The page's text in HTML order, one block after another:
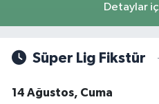
Detaylar
Süper Lig Fikstür
14 Ağustos, Cuma